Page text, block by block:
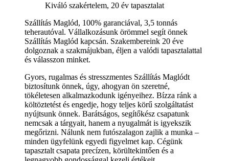
Kiváló szakértelem, 20 év tapasztalat
Szállítás Maglód, 100% garanciával, 3,5 tonnás
teherautóval. Vállalkozásunk örömmel segít önnek
Szállítás Maglód kapcsán. Szakembereink 20 éve
dolgoznak a szakmájukban, éljen a valódi tapasztalattal
és válasszon minket.
Gyors, rugalmas és stresszmentes Szállítás Maglódt
biztosítunk önnek, úgy, ahogyan ön szeretné,
tökéletesen alkalmazkodunk igényeihez. Bízza ránk a
költöztetést és engedje, hogy teljes körű szolgáltatást
nyújtsunk önnek. Barátságos, segítőkész csapatunk
nemcsak a tárgyait, hanem a nyugalmát is igyekszik
megőrizni. Nálunk nem futószalagon zajlik a munka –
minden ügyfelünk egyedi figyelmet kap. Cégünk
tapasztalt csapata precízen, körültekintően és a